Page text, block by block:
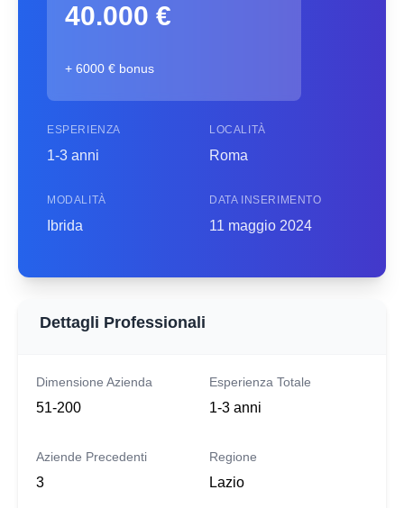
40.000 €
+ 6000 € bonus
ESPERIENZA
1-3 anni
LOCALITÀ
Roma
MODALITÀ
Ibrida
DATA INSERIMENTO
11 maggio 2024
Dettagli Professionali
Dimensione Azienda
51-200
Esperienza Totale
1-3 anni
Aziende Precedenti
3
Regione
Lazio